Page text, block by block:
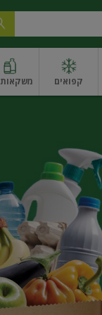
קפואים משקאות
פיצוחים, אגוזים